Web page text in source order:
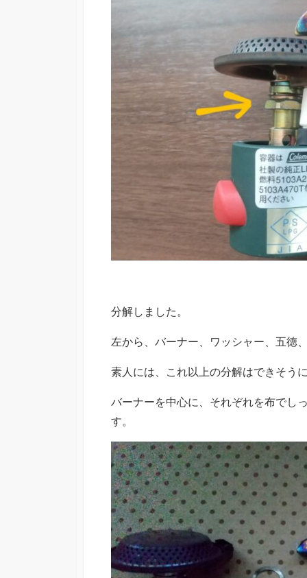
分解しました。
左から、バーナー、ワッシャー、五
素人には、これ以上の分解はできそう
バーナーを中心に、それぞれを布でし
す。